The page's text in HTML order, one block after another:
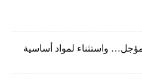
مؤجل… واستثناء لمواد أساسية